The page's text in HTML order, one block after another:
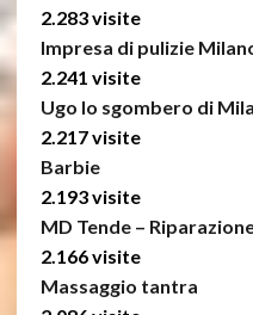
2.283 visite
Impresa di pulizie
2.241 visite
Ugo lo sgombero di
2.217 visite
Barbie
2.193 visite
MD Tende –
2.166 visite
Massaggio tantra